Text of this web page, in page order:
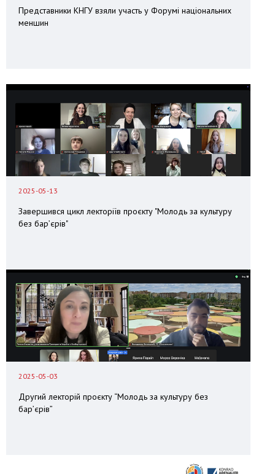
Представники КНГУ взяли участь у Форумі національних
меншин
2025-05-13
Завершився цикл лекторіїв проєкту "Молодь за культуру
без бар’єрів"
2025-05-03
Другий лекторій проєкту “Молодь за культуру без
бар’єрів”